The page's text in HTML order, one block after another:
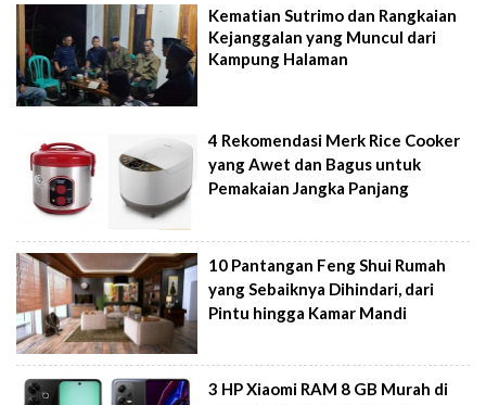
Kematian Sutrimo dan Rangkaian
Kejanggalan yang Muncul dari
Kampung Halaman
4 Rekomendasi Merk Rice Cooker
yang Awet dan Bagus untuk
Pemakaian Jangka Panjang
10 Pantangan Feng Shui Rumah
yang Sebaiknya Dihindari, dari
Pintu hingga Kamar Mandi
3 HP Xiaomi RAM 8 GB Murah di